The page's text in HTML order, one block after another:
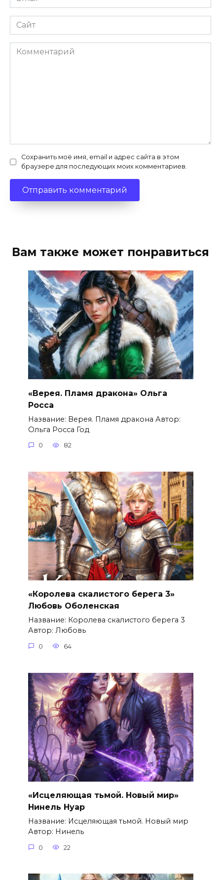
*
Сайт
Комментарий
Сохранить моё имя, email и адрес сайта в этом
браузере для последующих моих комментариев.
Вам также может понравиться
«Верея. Пламя дракона» Ольга
Росса
Название: Верея. Пламя дракона Автор:
Ольга Росса Год
0 82
«Королева скалистого берега 3»
Любовь Оболенская
Название: Королева скалистого берега 3
Автор: Любовь
0 64
«Исцеляющая тьмой. Новый мир»
Нинель Нуар
Название: Исцеляющая тьмой. Новый мир
Автор: Нинель
0 22